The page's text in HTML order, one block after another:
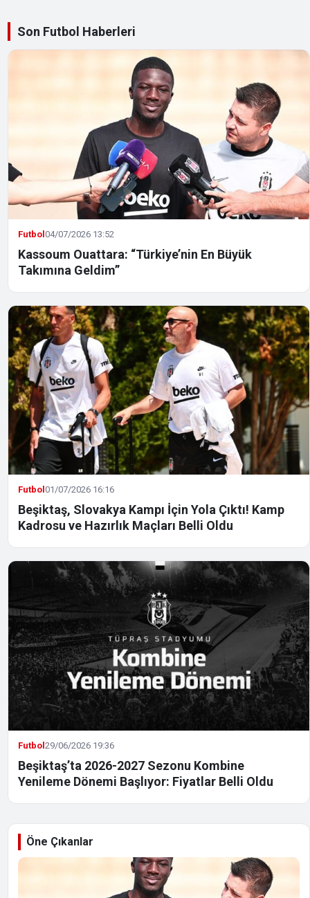
Son Futbol Haberleri
Futbol04/07/2026 13:52
Kassoum Ouattara: “Türkiye’nin En Büyük
Takımına Geldim”
Futbol01/07/2026 16:16
Beşiktaş, Slovakya Kampı İçin Yola Çıktı! Kamp
Kadrosu ve Hazırlık Maçları Belli Oldu
Futbol29/06/2026 19:36
Beşiktaş’ta 2026-2027 Sezonu Kombine
Yenileme Dönemi Başlıyor: Fiyatlar Belli Oldu
Öne Çıkanlar